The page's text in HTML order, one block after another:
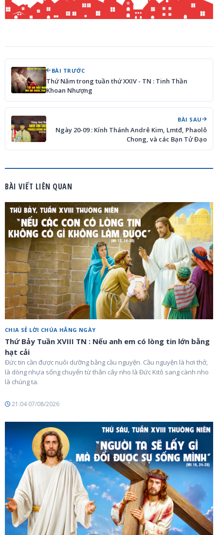
BÀI TRƯỚC
Thứ Năm trong tuần thứ XXIV - TN : Tinh Thần
Khoan Nhượng
BÀI SAU
Ngày 20-09 : Kính Thánh Andrê Kim, Lmtđ, Phaolô
Chong, và các Bạn Tử Đạo
BÀI VIẾT LIÊN QUAN
CHIA SẺ LỜI CHÚA HẰNG NGÀY
Thứ Bảy Tuần XVIII TN : Nếu anh em có lòng tin lớn bằng
hạt cải
Đức tin cần được nuôi dưỡng bằng cầu nguyện. Cầu nguyện là hơi thở,
là dòng nhựa sống chuyển từ thân cây nho là Đức Kitô sang cành nho
là chúng ta.
21:04 07/08/2026